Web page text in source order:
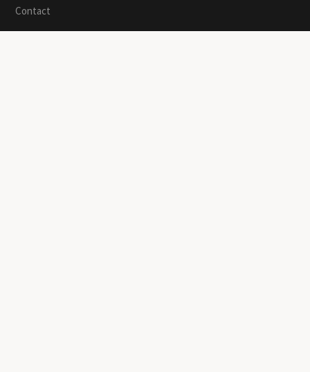
Contact